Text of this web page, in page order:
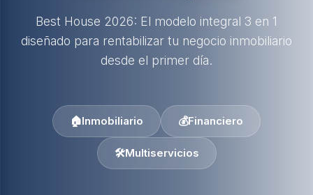
Best House 2026: El modelo integral 3 en 1
diseñado para rentabilizar tu negocio inmobiliario
desde el primer día.
🏠Inmobiliario 💰Financiero
🛠️Multiservicios